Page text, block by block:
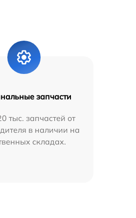
запчасти
тыс. запчастей от
в наличии на
складах.